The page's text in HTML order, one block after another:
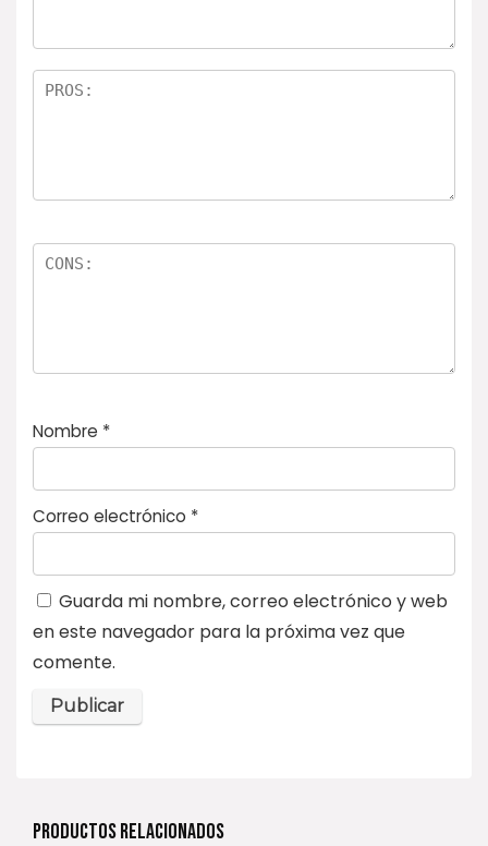
el
Nombre *
Correo electrónico *
Guarda mi nombre, correo electrónico y web
en este navegador para la próxima vez que
comente.
PRODUCTOS RELACIONADOS